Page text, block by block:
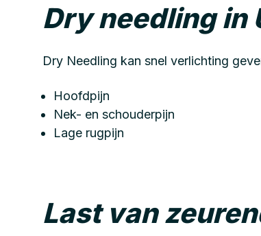
Dry needling in
Dry Needling kan snel verlichting
Hoofdpijn
Nek- en schouderpijn
Lage rugpijn
Last van